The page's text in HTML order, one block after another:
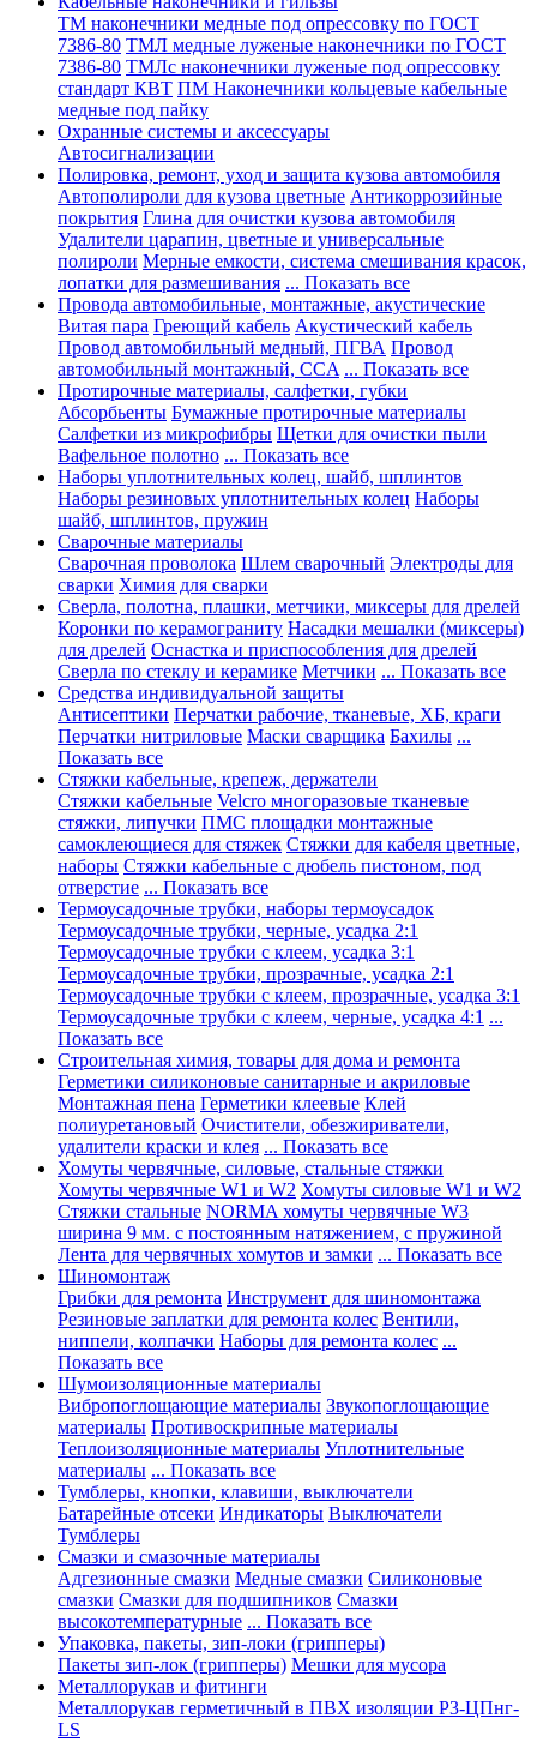
ТМ наконечники медные под опрессовку по ГОСТ
7386-80 ТМЛ медные луженые наконечники по ГОСТ
7386-80 ТМЛс наконечники луженые под опрессовку
стандарт КВТ ПМ Наконечники кольцевые кабельные
медные под пайку
Охранные системы и аксессуары
Автосигнализации
Полировка, ремонт, уход и защита кузова автомобиля
Автополироли для кузова цветные Антикоррозийные
покрытия Глина для очистки кузова автомобиля
Удалители царапин, цветные и универсальные
полироли Мерные емкости, система смешивания красок,
лопатки для размешивания ... Показать все
Провода автомобильные, монтажные, акустические
Витая пара Греющий кабель Акустический кабель
Провод автомобильный медный, ПГВА Провод
автомобильный монтажный, CCA ... Показать все
Протирочные материалы, салфетки, губки
Абсорбьенты Бумажные протирочные материалы
Салфетки из микрофибры Щетки для очистки пыли
Вафельное полотно ... Показать все
Наборы уплотнительных колец, шайб, шплинтов
Наборы резиновых уплотнительных колец Наборы
шайб, шплинтов, пружин
Сварочные материалы
Сварочная проволока Шлем сварочный Электроды для
сварки Химия для сварки
Сверла, полотна, плашки, метчики, миксеры для дрелей
Коронки по керамограниту Насадки мешалки (миксеры)
для дрелей Оснастка и приспособления для дрелей
Сверла по стеклу и керамике Метчики ... Показать все
Средства индивидуальной защиты
Антисептики Перчатки рабочие, тканевые, ХБ, краги
Перчатки нитриловые Маски сварщика Бахилы ...
Показать все
Стяжки кабельные, крепеж, держатели
Стяжки кабельные Velcro многоразовые тканевые
стяжки, липучки ПМС площадки монтажные
самоклеющиеся для стяжек Стяжки для кабеля цветные,
наборы Стяжки кабельные с дюбель пистоном, под
отверстие ... Показать все
Термоусадочные трубки, наборы термоусадок
Термоусадочные трубки, черные, усадка 2:1
Термоусадочные трубки с клеем, усадка 3:1
Термоусадочные трубки, прозрачные, усадка 2:1
Термоусадочные трубки с клеем, прозрачные, усадка 3:1
Термоусадочные трубки с клеем, черные, усадка 4:1 ...
Показать все
Строительная химия, товары для дома и ремонта
Герметики силиконовые санитарные и акриловые
Монтажная пена Герметики клеевые Клей
полиуретановый Очистители, обезжириватели,
удалители краски и клея ... Показать все
Хомуты червячные, силовые, стальные стяжки
Хомуты червячные W1 и W2 Хомуты силовые W1 и W2
Стяжки стальные NORMA хомуты червячные W3
ширина 9 мм. с постоянным натяжением, с пружиной
Лента для червячных хомутов и замки ... Показать все
Шиномонтаж
Грибки для ремонта Инструмент для шиномонтажа
Резиновые заплатки для ремонта колес Вентили,
ниппели, колпачки Наборы для ремонта колес ...
Показать все
Шумоизоляционные материалы
Вибропоглощающие материалы Звукопоглощающие
материалы Противоскрипные материалы
Теплоизоляционные материалы Уплотнительные
материалы ... Показать все
Тумблеры, кнопки, клавиши, выключатели
Батарейные отсеки Индикаторы Выключатели
Тумблеры
Смазки и смазочные материалы
Адгезионные смазки Медные смазки Силиконовые
смазки Смазки для подшипников Смазки
высокотемпературные ... Показать все
Упаковка, пакеты, зип-локи (грипперы)
Пакеты зип-лок (грипперы) Мешки для мусора
Металлорукав и фитинги
Металлорукав герметичный в ПВХ изоляции Р3-ЦПнг-
LS